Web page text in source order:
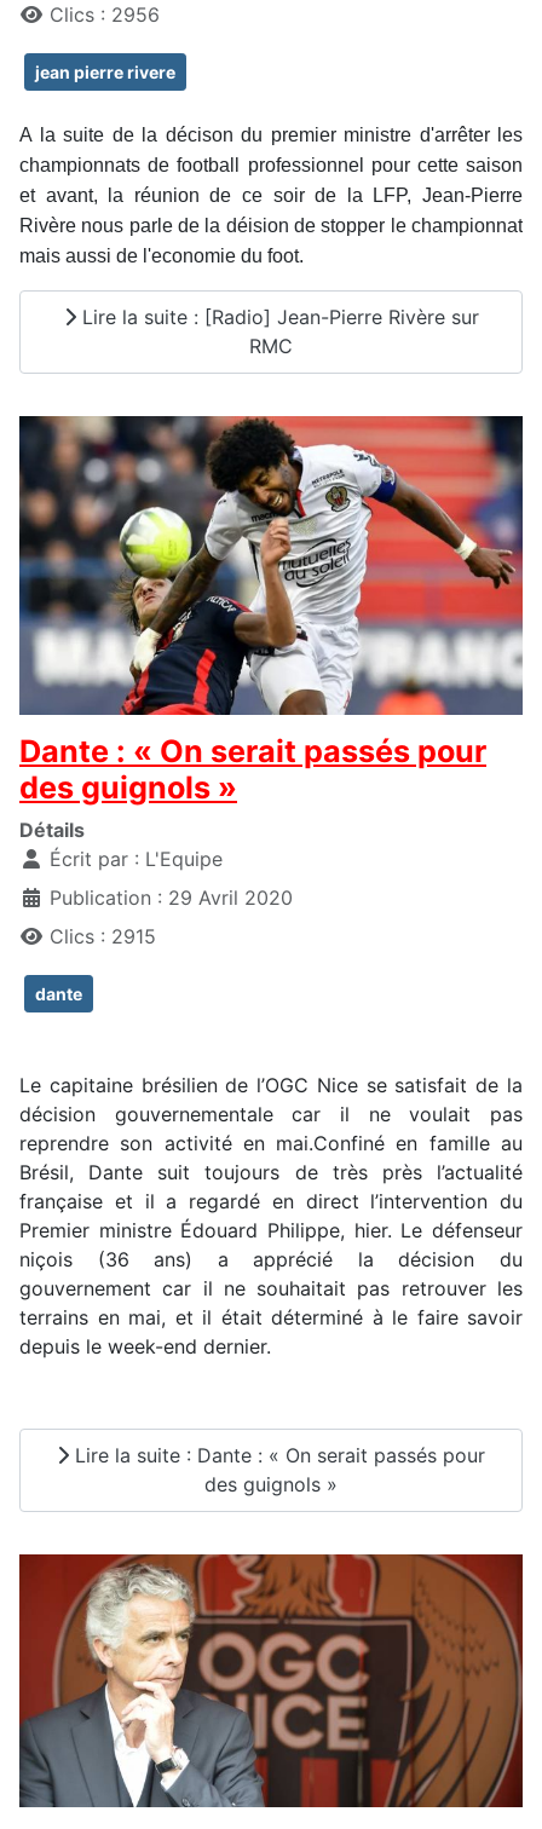
Clics : 2956
jean pierre rivere
A la suite de la décison du premier ministre d'arrêter les
championnats de football professionnel pour cette saison
et avant, la réunion de ce soir de la LFP, Jean-Pierre
Rivère nous parle de la déision de stopper le championnat
mais aussi de l'economie du foot.
Lire la suite : [Radio] Jean-Pierre Rivère sur
RMC
Dante : « On serait passés pour
des guignols »
Détails
Écrit par : L'Equipe
Publication : 29 Avril 2020
Clics : 2915
dante
Le capitaine brésilien de l’OGC Nice se satisfait de la
décision gouvernementale car il ne voulait pas
reprendre son activité en mai.Confiné en famille au
Brésil, Dante suit toujours de très près l’actualité
française et il a regardé en direct l’intervention du
Premier ministre Édouard Philippe, hier. Le défenseur
niçois (36 ans) a apprécié la décision du
gouvernement car il ne souhaitait pas retrouver les
terrains en mai, et il était déterminé à le faire savoir
depuis le week-end dernier.
Lire la suite : Dante : « On serait passés pour
des guignols »